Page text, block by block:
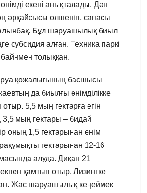
екені анықталады. Дән
әрқайсысы өлшеніп, сапасы
Бұл шаруашылық биыл
субсидия алған. Техника паркі
толыққан.
қожалығының басшысы
да биылғы өнімділікке
отыр. 5,5 мың гектарға егін
3,5 мың гектары – бидай
оның 1,5 гектарынан өнім
гектарынан 12-16
алуда. Диқан 21
қамтып отыр. Лизингке
Жас шаруашылық кеңеймек